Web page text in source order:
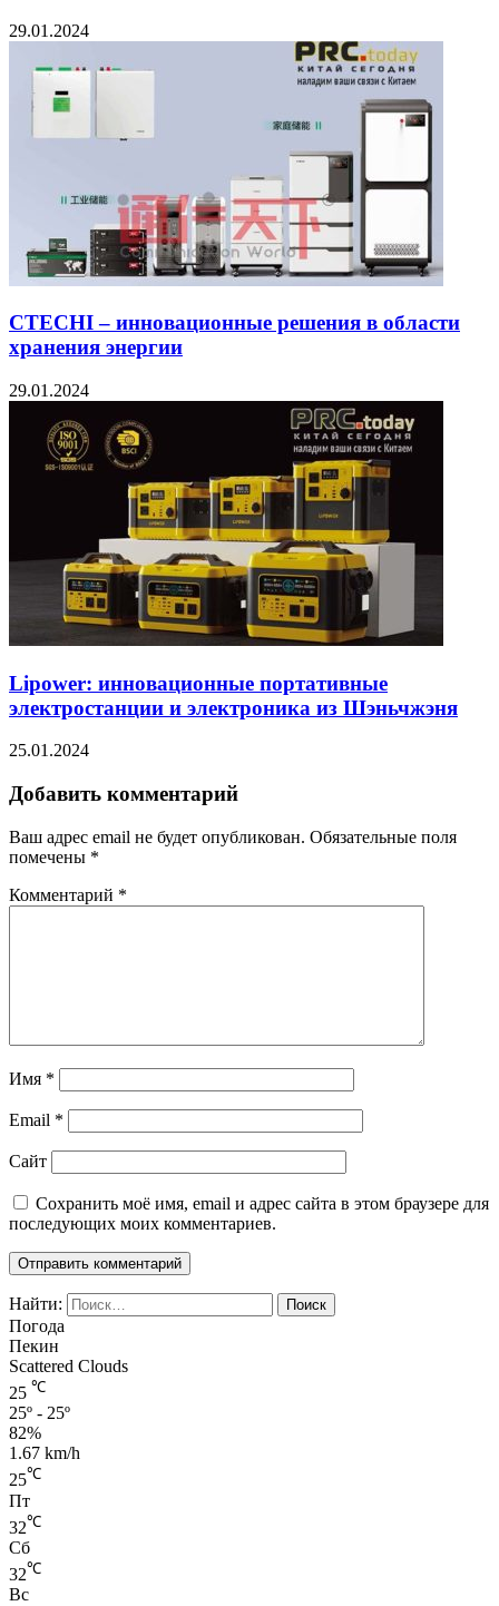
29.01.2024
CTECHI – инновационные решения в области
хранения энергии
29.01.2024
Lipower: инновационные портативные
электростанции и электроника из Шэньчжэня
25.01.2024
Добавить комментарий
Ваш адрес email не будет опубликован. Обязательные поля
помечены *
Комментарий *
Имя *
Email *
Сайт
Сохранить моё имя, email и адрес сайта в этом браузере для
последующих моих комментариев.
Найти:
Погода
Пекин
Scattered Clouds
25 ℃
25º - 25º
82%
1.67 km/h
25℃
Пт
32℃
Сб
32℃
Вс